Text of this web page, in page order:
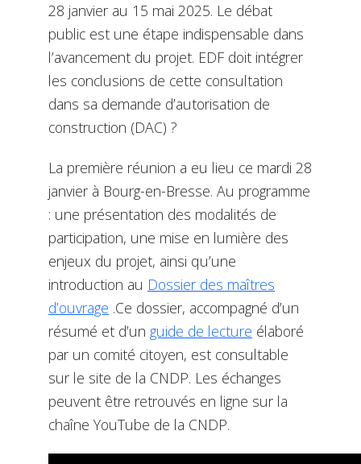
28 janvier au 15 mai 2025. Le débat
public est une étape indispensable dans
l’avancement du projet. EDF doit intégrer
les conclusions de cette consultation
dans sa demande d’autorisation de
construction (DAC) ?
La première réunion a eu lieu ce mardi 28
janvier à Bourg-en-Bresse. Au programme
: une présentation des modalités de
participation, une mise en lumière des
enjeux du projet, ainsi qu’une
introduction au Dossier des maîtres
d’ouvrage .Ce dossier, accompagné d’un
résumé et d’un guide de lecture élaboré
par un comité citoyen, est consultable
sur le site de la CNDP. Les échanges
peuvent être retrouvés en ligne sur la
chaîne YouTube de la CNDP.